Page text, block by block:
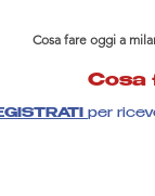
Cosa fare oggi a
per